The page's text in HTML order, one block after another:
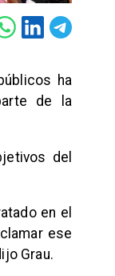
ha
de la
del
en el
ese
Grau.